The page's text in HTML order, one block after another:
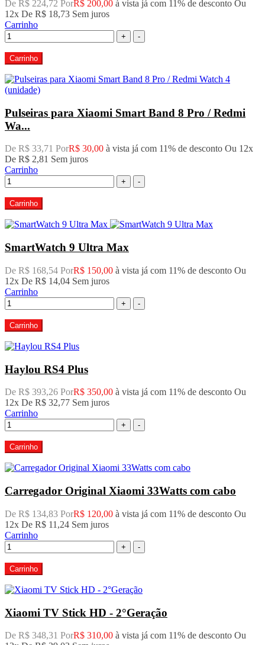
De R$ 224,72 PorR$ 200,00 à vista já com 11% de desconto Ou
12x De R$ 18,73 Sem juros
Carrinho
+ -
Carrinho
Pulseiras para Xiaomi Smart Band 8 Pro / Redmi
Wa...
De R$ 33,71 PorR$ 30,00 à vista já com 11% de desconto Ou 12x
De R$ 2,81 Sem juros
Carrinho
+ -
Carrinho
SmartWatch 9 Ultra Max
De R$ 168,54 PorR$ 150,00 à vista já com 11% de desconto Ou
12x De R$ 14,04 Sem juros
Carrinho
+ -
Carrinho
Haylou RS4 Plus
De R$ 393,26 PorR$ 350,00 à vista já com 11% de desconto Ou
12x De R$ 32,77 Sem juros
Carrinho
+ -
Carrinho
Carregador Original Xiaomi 33Watts com cabo
De R$ 134,83 PorR$ 120,00 à vista já com 11% de desconto Ou
12x De R$ 11,24 Sem juros
Carrinho
+ -
Carrinho
Xiaomi TV Stick HD - 2°Geração
De R$ 348,31 PorR$ 310,00 à vista já com 11% de desconto Ou